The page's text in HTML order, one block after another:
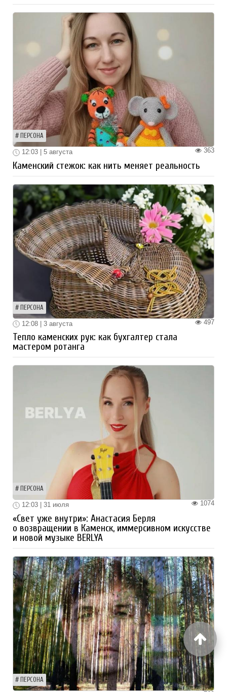
ПЕРСОНА
363
12:03 | 5 августа
Каменский стежок: как нить меняет реальность
ПЕРСОНА
497
12:08 | 3 августа
Тепло каменских рук: как бухгалтер стала
мастером ротанга
ПЕРСОНА
1074
12:03 | 31 июля
«Свет уже внутри»: Анастасия Берля
о возвращении в Каменск, иммерсивном искусстве
и новой музыке BERLYA
ПЕРСОНА